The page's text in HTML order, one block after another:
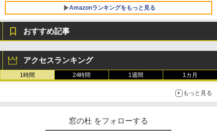
Amazonランキングをもっと見る
定バーチャルアイテムを含む】 【オンラ
インゲームコード】 ロブロックス | オン
ラインコード版
Robloxギフトカード - 1000 Robux 【限
定バーチャルアイテムを含む】 【オンラ
￥1,766
出す プロンプトの言葉 AI画像生成シリー
ズ (はぴーイラストLabo)
ンチディスプレイ、色調調節ライト、12
週間持続バッテリー、広告なし、ブラッ
ク
Amazon Kindle - 目に優しい、かさばら
ない、大きな画面で読みやすい、6週間持
おすすめ記事
アクセスランキング
1時間 24時間 1週間 1カ月
もっと見る
窓の杜 をフォローする